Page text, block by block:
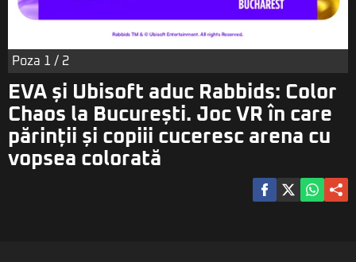
Poza 1 / 2
EVA și Ubisoft aduc Rabbids: Color
Chaos la București. Joc VR în care
părinții și copiii cuceresc arena cu
vopsea colorată